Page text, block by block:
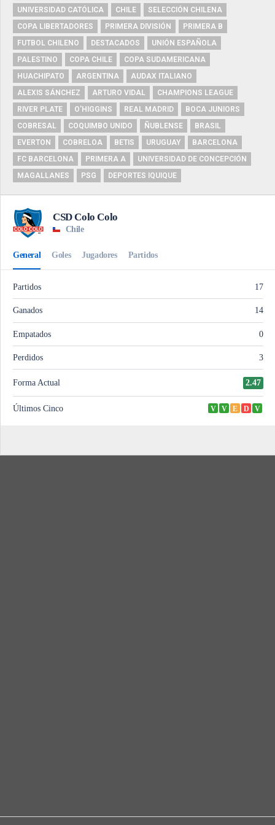
UNIVERSIDAD CATÓLICA
CHILE
SELECCIÓN CHILENA
COPA LIBERTADORES
PRIMERA DIVISIÓN
PRIMERA B
FUTBOL CHILENO
DESTACADOS
UNIÓN ESPAÑOLA
PALESTINO
COPA CHILE
COPA SUDAMERICANA
HUACHIPATO
ARGENTINA
AUDAX ITALIANO
ALEXIS SÁNCHEZ
ARTURO VIDAL
CHAMPIONS LEAGUE
RIVER PLATE
O'HIGGINS REAL MADRID
BOCA JUNIORS
COBRESAL
COQUIMBO UNIDO ÑUBLENSE
BRASIL
EVERTON
COBRELOA BETIS URUGUAY
BARCELONA
FC BARCELONA
PRIMERA A
UNIVERSIDAD DE CONCEPCIÓN
MAGALLANES
PSG DEPORTES IQUIQUE